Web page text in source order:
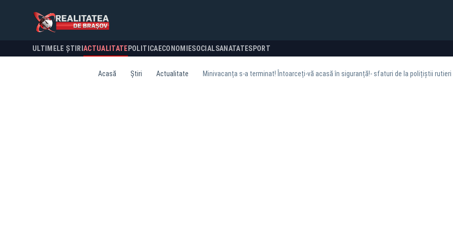
ULTIMELE ȘTIRI ACTUALITATE POLITICA ECONOMIESOCIALSANATATESPORT
Acasă Știri Actualitate Minivacanța s-a terminat! Întoarceți-vă acasă în siguranță!- sfaturi de la polițiștii rutieri